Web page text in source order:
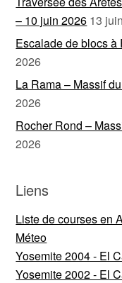
– 10 juin 2026 13
Escalade de blocs
2026
La Rama – Massif
2026
Rocher Rond –
2026
Liens
Liste de courses en
Méteo
Yosemite 2004 - El
Yosemite 2002 - El